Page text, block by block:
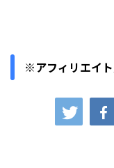
※アフィリエイ